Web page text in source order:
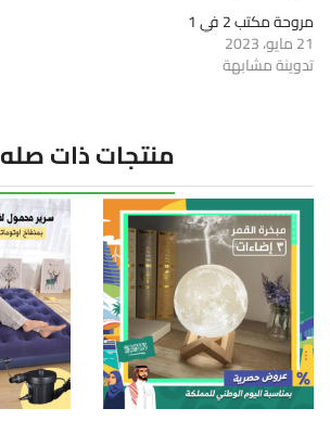
مروحة مكتب 2 في 1
21 مايو، 2023
تدوينة مشابهة
منتجات ذات صله